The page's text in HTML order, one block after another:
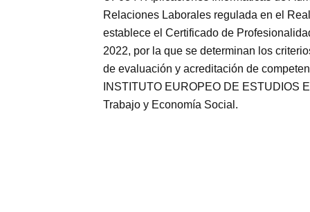
Relaciones Laborales regulada en el
establece el Certificado de
2022, por la que se determinan los
de evaluación y acreditación de
INSTITUTO EUROPEO DE ESTUDIOS
Trabajo y Economía Social.